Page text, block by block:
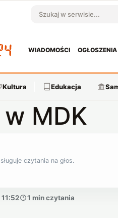
Szukaj w serwisie
WIADOMOŚCI OGŁOSZENIA
Kultura Edukacja
MDK
czytania na głos.
1 min czytania